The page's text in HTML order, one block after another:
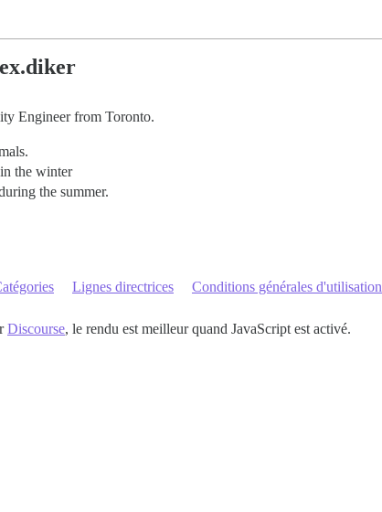
Engineer from Toronto.
the winter
the summer.
Lignes directrices Conditions générales d'utilisation
Discourse, le rendu est meilleur quand JavaScript est activé.